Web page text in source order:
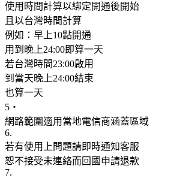
使用時間計算以綁定開通後開始
且以台灣時間計算
例如：早上10點開通
用到晚上24:00即算一天
若台灣時間23:00啟用
到當天晚上24:00結束
也算一天
5‧
網路範圍適用當地電信商涵蓋區域
6.
若有使用上問題請即時通知客服
恕不接受未連絡而回國申請退款
7.